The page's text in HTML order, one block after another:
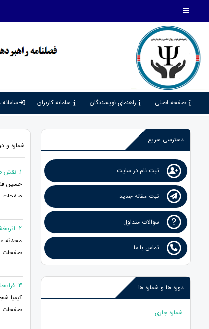
صفحه اصلی راهنمای نویسندگان سامانه کاربران
دسترسی سریع
ثبت نام در سایت
ثبت مقاله جدید
سوالات متداول
تماس با ما
دوره ها و شماره ها
شماره جاری
شماره و دوره : دوره 8،
1. نقش صمیمیت و دانش جنسی در پیش بینی رضایت زناشویی با میانجیگری شفقت خود
حسین
صفحات 1 - 17
2. اثربخشی زوج درمانی گروهی مبتنی بر رویکرد رفتاردرمانی شناختی (CBT) بر رضایت و تعارضات زناشویی زوجین
محدثه
صفحات 18 - 32
3. فراتحلیل عوامل موثر بر طلاق در ایران طی سالهای 1390 تا 1402
کیمیا
صفحات 33 - 46